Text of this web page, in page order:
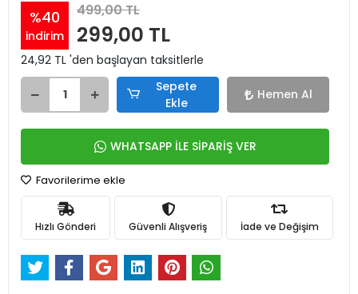
%40
indirim
499,00 TL
299,00 TL
24,92 TL 'den başlayan taksitlerle
Sepete
Ekle
Hemen Al
WHATSAPP İLE SİPARİŞ VER
Favorilerime ekle
Hızlı Gönderi Güvenli Alışveriş İade ve Değişim